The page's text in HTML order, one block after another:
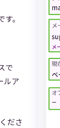
。
で
ルア
ださ